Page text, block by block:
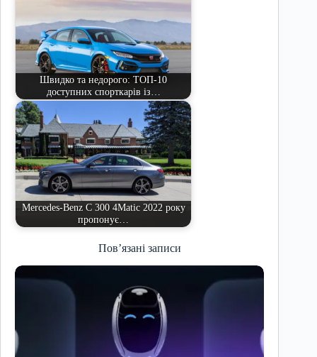
Швидко та недорого: ТОП-10
доступних спорткарів із…
Mercedes-Benz C 300 4Matic 2022 року
пропонує…
Пов’язані записи